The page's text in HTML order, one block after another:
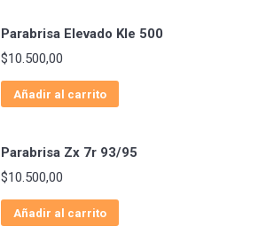
Parabrisa Elevado Kle 500
$10.500,00
Añadir al carrito
Parabrisa Zx 7r 93/95
$10.500,00
Añadir al carrito